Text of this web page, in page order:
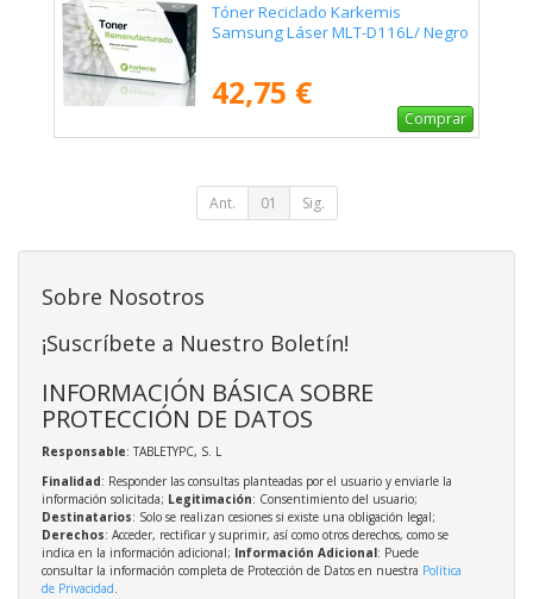
Tóner Reciclado Karkemis
Samsung Láser MLT-D116L/ Negro
42,75 €
Comprar
Ant. 01 Sig.
Sobre Nosotros
¡Suscríbete a Nuestro Boletín!
INFORMACIÓN BÁSICA SOBRE
PROTECCIÓN DE DATOS
Responsable: TABLETYPC, S. L
Finalidad: Responder las consultas planteadas por el usuario y enviarle la
información solicitada; Legitimación: Consentimiento del usuario;
Destinatarios: Solo se realizan cesiones si existe una obligación legal;
Derechos: Acceder, rectificar y suprimir, así como otros derechos, como se
indica en la información adicional; Información Adicional: Puede
consultar la información completa de Protección de Datos en nuestra Política
de Privacidad.